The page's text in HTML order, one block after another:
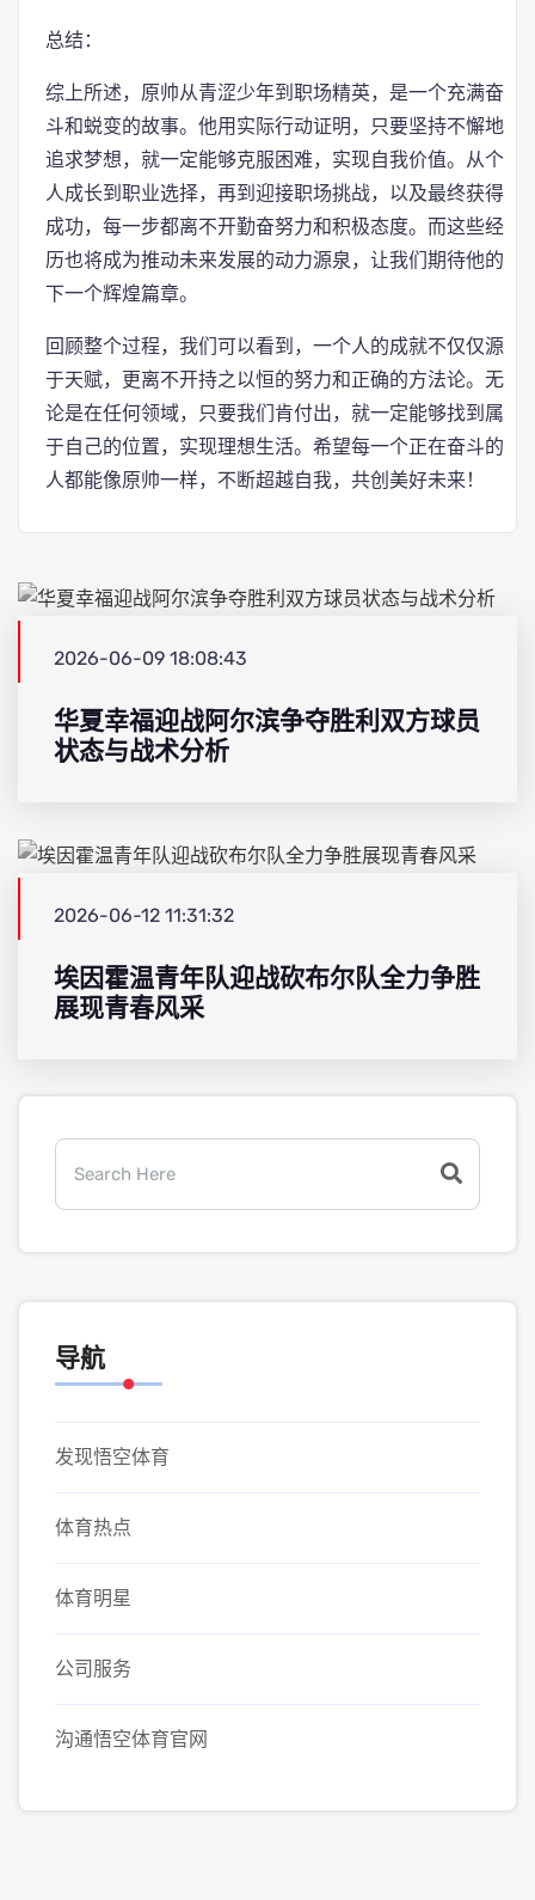
总结：
综上所述，原帅从青涩少年到职场精英，是一个充满奋
斗和蜕变的故事。他用实际行动证明，只要坚持不懈地
追求梦想，就一定能够克服困难，实现自我价值。从个
人成长到职业选择，再到迎接职场挑战，以及最终获得
成功，每一步都离不开勤奋努力和积极态度。而这些经
历也将成为推动未来发展的动力源泉，让我们期待他的
下一个辉煌篇章。
回顾整个过程，我们可以看到，一个人的成就不仅仅源
于天赋，更离不开持之以恒的努力和正确的方法论。无
论是在任何领域，只要我们肯付出，就一定能够找到属
于自己的位置，实现理想生活。希望每一个正在奋斗的
人都能像原帅一样，不断超越自我，共创美好未来！
2026-06-09 18:08:43
华夏幸福迎战阿尔滨争夺胜利双方球员
状态与战术分析
2026-06-12 11:31:32
埃因霍温青年队迎战砍布尔队全力争胜
展现青春风采
导航
发现悟空体育
体育热点
体育明星
公司服务
沟通悟空体育官网